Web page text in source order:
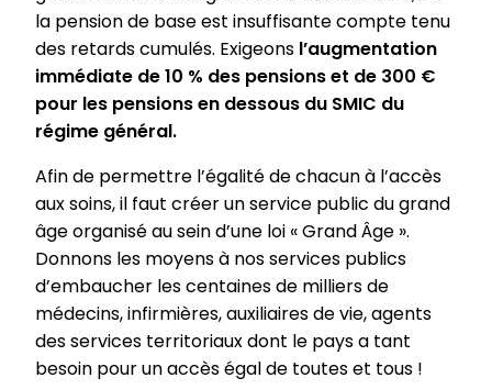
la pension de base est insuffisante compte tenu
des retards cumulés. Exigeons l’augmentation
immédiate de 10 % des pensions et de 300 €
pour les pensions en dessous du SMIC du
régime général.
Afin de permettre l’égalité de chacun à l’accès
aux soins, il faut créer un service public du grand
âge organisé au sein d’une loi « Grand Âge ».
Donnons les moyens à nos services publics
d’embaucher les centaines de milliers de
médecins, infirmières, auxiliaires de vie, agents
des services territoriaux dont le pays a tant
besoin pour un accès égal de toutes et tous !